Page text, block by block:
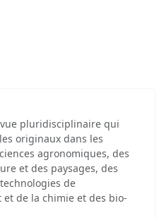
pluridisciplinaire qui
originaux dans les
agronomiques, des
et des paysages, des
de
et de la chimie et des bio-